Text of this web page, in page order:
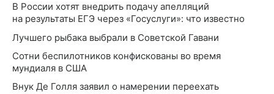
В России хотят внедрить подачу апелляций
на результаты ЕГЭ через «Госуслуги»: что известно
Лучшего рыбака выбрали в Советской Гавани
Сотни беспилотников конфискованы во время
мундиаля в США
Внук Де Голля заявил о намерении переехать